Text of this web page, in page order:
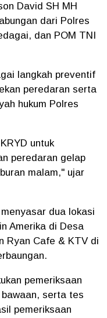
David SH MH
dari Polres
dan POM TNI
langkah preventif
peredaran serta
hukum Polres
untuk
peredaran gelap
malam," ujar
dua lokasi
Amerika di Desa
Ryan Cafe & KTV di
pemeriksaan
serta tes
pemeriksaan